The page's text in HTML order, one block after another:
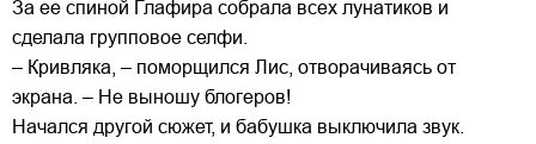
За ее спиной Глафира собрала всех лунатиков и
сделала групповое селфи.
– Кривляка, – поморщился Лис, отворачиваясь от
экрана. – Не выношу блогеров!
Начался другой сюжет, и бабушка выключила звук.